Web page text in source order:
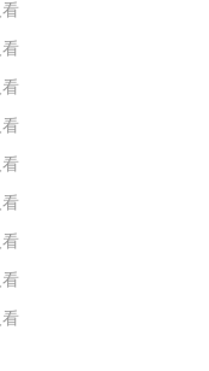
看
看
看
看
看
看
看
看
看